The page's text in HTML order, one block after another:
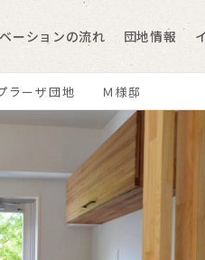
ーションの流れ 団地情報
ラーザ団地 Ｍ様邸